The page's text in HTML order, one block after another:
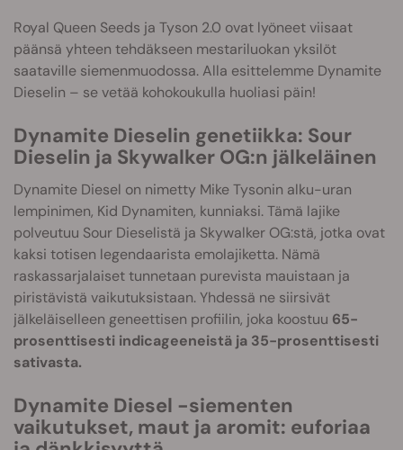
Royal Queen Seeds ja Tyson 2.0 ovat lyöneet viisaat
päänsä yhteen tehdäkseen mestariluokan yksilöt
saataville siemenmuodossa. Alla esittelemme Dynamite
Dieselin – se vetää kohokoukulla huoliasi päin!
Dynamite Dieselin genetiikka: Sour
Dieselin ja Skywalker OG:n jälkeläinen
Dynamite Diesel on nimetty Mike Tysonin alku-uran
lempinimen, Kid Dynamiten, kunniaksi. Tämä lajike
polveutuu Sour Dieselistä ja Skywalker OG:stä, jotka ovat
kaksi totisen legendaarista emolajiketta. Nämä
raskassarjalaiset tunnetaan purevista mauistaan ja
piristävistä vaikutuksistaan. Yhdessä ne siirsivät
jälkeläiselleen geneettisen profiilin, joka koostuu 65-
prosenttisesti indicageeneistä ja 35-prosenttisesti
sativasta.
Dynamite Diesel -siementen
vaikutukset, maut ja aromit: euforiaa